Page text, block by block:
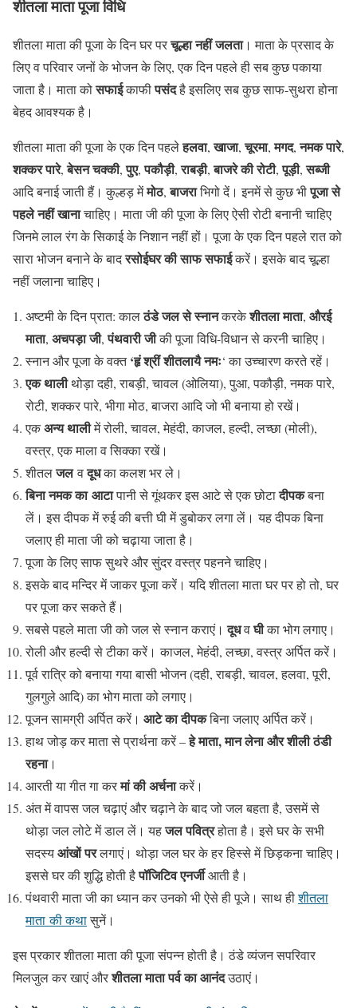
शीतला माता पूजा विधि
शीतला माता की पूजा के दिन घर परचूल्हा नहीं जलता। माता के प्रसाद के
लिए व परिवार जनों के भोजन के लिए, एक दिन पहले ही सब कुछ पकाया
जाता है। माता कोसफाईकाफीपसंदहै इसलिए सब कुछ साफ-सुथरा होना
बेहद आवश्‍यक है।
शीतला माता की पूजा के एक दिन पहलेहलवा,खाजा,चूरमा,मगद,नमक पारे,
शक्कर पारे,बेसन चक्की,पुए,पकौड़ी,राबड़ी,बाजरे की रोटी,पूड़ी,सब्जी
आदि बनाई जाती हैं। कुल्हड़ मेंमोठ,बाजराभिगो दें। इनमें से कुछ भीपूजा से
पहले नहीं खानाचाहिए। माता जी की पूजा के लिए ऐसी रोटी बनानी चाहिए
जिनमे लाल रंग के सिकाई के निशान नहीं हों। पूजा के एक दिन पहले रात को
सारा भोजन बनाने के बादरसोईघर की साफ सफाईकरें। इसके बाद चूल्हा
नहीं जलाना चाहिए।
अष्टमी के दिन प्रात: कालठंडे जल से स्नानकरकेशीतला माता, औरई
माता, अचपड़ा जी,पंथवारी जीकी पूजा विधि-विधान से करनी चाहिए।
स्नान और पूजा के वक्त‘हृं श्रीं शीतलायै नमः‘ का उच्चारण करते रहें।
एक थालीथोड़ा दही, राबड़ी, चावल (ओलिया), पुआ, पकौड़ी, नमक पारे,
रोटी, शक्कर पारे, भीगा मोठ, बाजरा आदि जो भी बनाया हो रखें।
एकअन्य थालीमें रोली, चावल, मेहंदी, काजल, हल्दी, लच्छा (मोली),
वस्त्र, एक माला व सिक्का रखें।
शीतलजलवदूधका कलश भर ले।
बिना नमक का आटापानी से गूंथकर इस आटे से एक छोटादीपकबना
लें। इस दीपक में रुई की बत्ती घी में डुबोकर लगा लें। यह दीपक बिना
जलाए ही माता जी को चढ़ाया जाता है।
पूजा के लिए साफ सुथरे और सुंदर वस्त्र पहनने चाहिए।
इसके बाद मन्दिर में जाकर पूजा करें। यदि शीतला माता घर पर हो तो, घर
पर पूजा कर सकते हैं।
सबसे पहले माता जी को जल से स्नान कराएं।दूधवघीका भोग लगाए।
रोली और हल्दी से टीका करें। काजल, मेहंदी, लच्छा, वस्त्र अर्पित करें।
पूर्व रात्रि को बनाया गया बासी भोजन (दही, राबड़ी, चावल, हलवा, पूरी,
गुलगुले आदि) का भोग माता को लगाए।
पूजन सामग्री अर्पित करें। आटे का दीपकबिना जलाए अर्पित करें।
हाथ जोड़ कर माता से प्रार्थना करें –हे माता, मान लेना और शीली ठंडी
रहना।
आरती या गीत गा करमां की अर्चनाकरें।
अंत में वापस जल चढ़ाएं और चढ़ाने के बाद जो जल बहता है, उसमें से
थोड़ा जल लोटे में डाल लें। यहजल पवित्रहोता है। इसे घर के सभी
सदस्यआंखों परलगाएं। थोड़ा जल घर के हर हिस्से में छिड़कना चाहिए।
इससे घर की शुद्धि होती हैपॉजिटिव एनर्जीआती है।
पंथवारी माता जी का ध्यान कर उनको भी ऐसे ही पूजे। साथ हीशीतला
माता की कथासुनें।
इस प्रकार शीतला माता की पूजा संपन्न होती है। ठंडे व्यंजन सपरिवार
मिलजुल कर खाएं औरशीतला माता पर्व का आनंदउठाएं।